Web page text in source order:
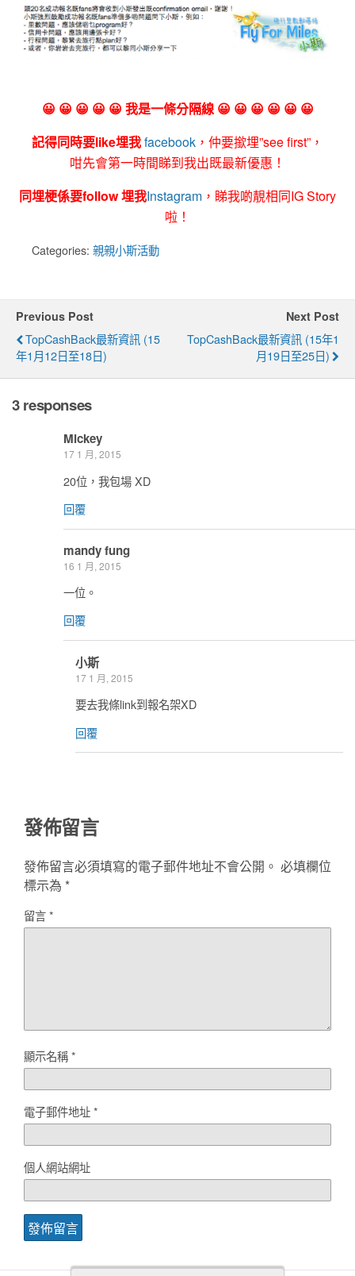
😀 😀 😀 😀 😀 我是一條分隔線 😀 😀 😀 😀 😀 😀
記得同時要like埋我facebook ，仲要撳埋”see first”，
咁先會第一時間睇到我出既最新優惠！
同埋梗係要follow 埋我Instagram ，睇我啲靚相同IG Story
啦！
Categories: 親親小斯活動
Previous Post
TopCashBack最新資訊 (15
年1月12日至18日)
Next Post
TopCashBack最新資訊 (15年1
月19日至25日)
3 responses
Mickey
17 1 月, 2015
20位，我包場 XD
回覆
mandy fung
16 1 月, 2015
一位。
回覆
小斯
17 1 月, 2015
要去我條link到報名架XD
回覆
發佈留言
發佈留言必須填寫的電子郵件地址不會公開。 必填欄位
標示為 *
留言*
顯示名稱*
電子郵件地址*
個人網站網址